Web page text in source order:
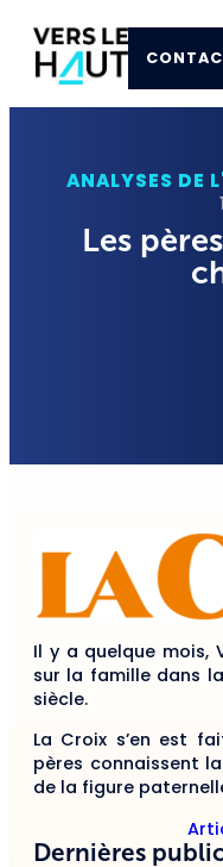
ANALYSES DE
Les
Il y a quelque mois,
sur la famille dans
siècle.
La Croix s’en est
pères connaissent
de la figure
Dernières